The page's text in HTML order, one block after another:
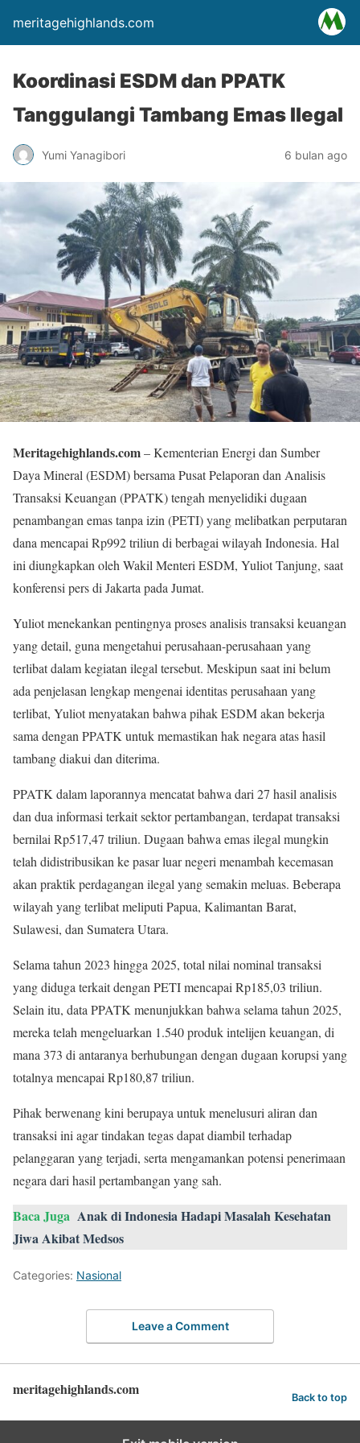
meritagehighlands.com
Koordinasi ESDM dan PPATK
Tanggulangi Tambang Emas Ilegal
Yumi Yanagibori 6 bulan ago
Meritagehighlands.com– Kementerian Energi dan Sumber
Daya Mineral (ESDM) bersama Pusat Pelaporan dan Analisis
Transaksi Keuangan (PPATK) tengah menyelidiki dugaan
penambangan emas tanpa izin (PETI) yang melibatkan perputaran
dana mencapai Rp992 triliun di berbagai wilayah Indonesia. Hal
ini diungkapkan oleh Wakil Menteri ESDM, Yuliot Tanjung, saat
konferensi pers di Jakarta pada Jumat.
Yuliot menekankan pentingnya proses analisis transaksi keuangan
yang detail, guna mengetahui perusahaan-perusahaan yang
terlibat dalam kegiatan ilegal tersebut. Meskipun saat ini belum
ada penjelasan lengkap mengenai identitas perusahaan yang
terlibat, Yuliot menyatakan bahwa pihak ESDM akan bekerja
sama dengan PPATK untuk memastikan hak negara atas hasil
tambang diakui dan diterima.
PPATK dalam laporannya mencatat bahwa dari 27 hasil analisis
dan dua informasi terkait sektor pertambangan, terdapat transaksi
bernilai Rp517,47 triliun. Dugaan bahwa emas ilegal mungkin
telah didistribusikan ke pasar luar negeri menambah kecemasan
akan praktik perdagangan ilegal yang semakin meluas. Beberapa
wilayah yang terlibat meliputi Papua, Kalimantan Barat,
Sulawesi, dan Sumatera Utara.
Selama tahun 2023 hingga 2025, total nilai nominal transaksi
yang diduga terkait dengan PETI mencapai Rp185,03 triliun.
Selain itu, data PPATK menunjukkan bahwa selama tahun 2025,
mereka telah mengeluarkan 1.540 produk intelijen keuangan, di
mana 373 di antaranya berhubungan dengan dugaan korupsi yang
totalnya mencapai Rp180,87 triliun.
Pihak berwenang kini berupaya untuk menelusuri aliran dan
transaksi ini agar tindakan tegas dapat diambil terhadap
pelanggaran yang terjadi, serta mengamankan potensi penerimaan
negara dari hasil pertambangan yang sah.
Baca Juga Anak di Indonesia Hadapi Masalah Kesehatan
Jiwa Akibat Medsos
Categories: Nasional
Leave a Comment
meritagehighlands.com Back to top